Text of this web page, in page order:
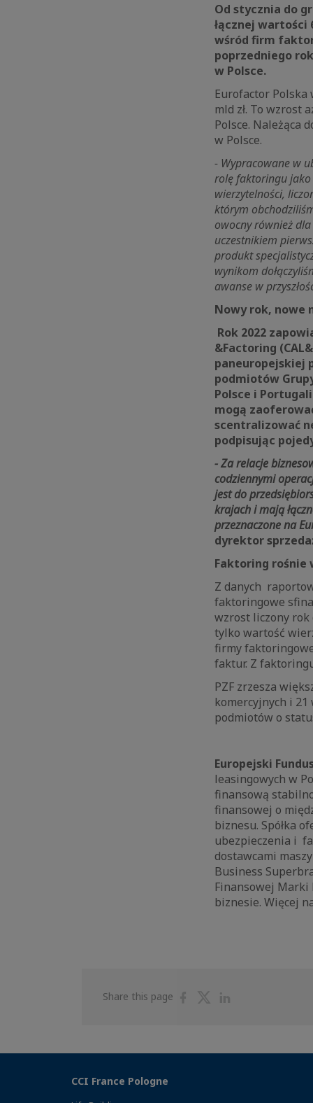
Od stycznia do
łącznej wartości
wśród firm
poprzedniego
w Polsce.
Eurofactor Polska
mld zł. To wzrost
Polsce. Należąca
w Polsce.
- Wypracowane w
rolę faktoringu
wierzytelności,
którym
owocny również dla
uczestnikiem
produkt
wynikom
awanse w
Nowy rok, nowe
Rok 2022
&Factoring
paneuropejskiej
podmiotów
Polsce i
mogą
scentralizować
podpisując
- Za relacje
codziennymi
jest do
krajach i mają
przeznaczone na
dyrektor
Faktoring rośnie
Z danych
faktoringowe
wzrost liczony
tylko wartość
firmy faktoringowe
faktur. Z
PZF zrzesza
komercyjnych i
podmiotów o
Europejski
leasingowych w
finansową
finansowej o
biznesu. Spółka
ubezpieczenia i
dostawcami
Business
Finansowej Marki
biznesie. Więcej
Share this page
ShareShare
CCI France Pologne